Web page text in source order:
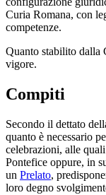
Curia Romana, con
competenze.
Quanto stabilito dalla
vigore.
Compiti
Secondo il dettato
quanto è necessario
celebrazioni, alle
Pontefice oppure, in
un Prelato,
loro degno